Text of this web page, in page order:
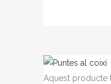
Aquest producte